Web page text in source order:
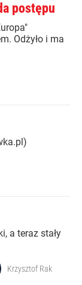
postępu
Odżyło i ma
a teraz stały
Krzysztof Rak